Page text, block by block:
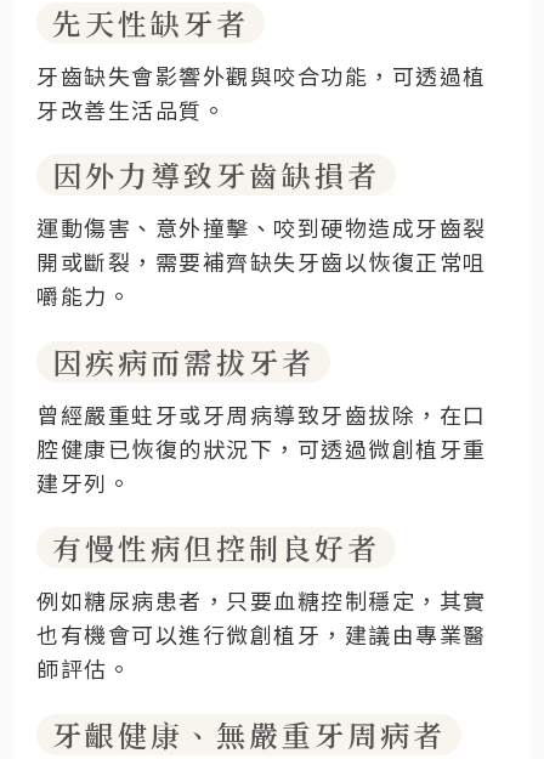
先天性缺牙者
牙齒缺失會影響外觀與咬合功能，可透過植
牙改善生活品質。
因外力導致牙齒缺損者
運動傷害、意外撞擊、咬到硬物造成牙齒裂
開或斷裂，需要補齊缺失牙齒以恢復正常咀
嚼能力。
因疾病而需拔牙者
曾經嚴重蛀牙或牙周病導致牙齒拔除，在口
腔健康已恢復的狀況下，可透過微創植牙重
建牙列。
有慢性病但控制良好者
例如糖尿病患者，只要血糖控制穩定，其實
也有機會可以進行微創植牙，建議由專業醫
師評估。
牙齦健康、無嚴重牙周病者